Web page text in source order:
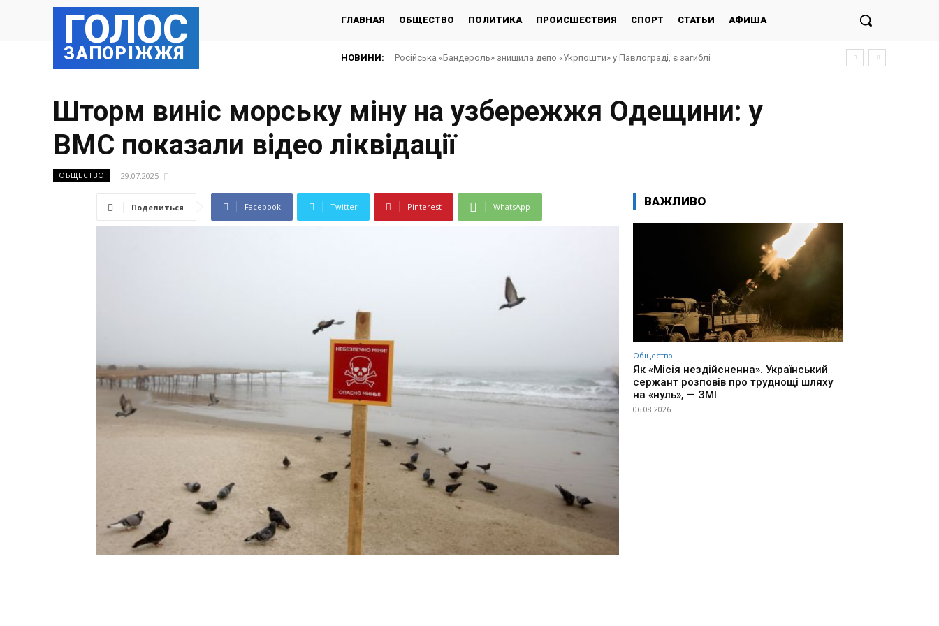
ГОЛОС
ЗАПОРІЖЖЯ
ГЛАВНАЯ ОБЩЕСТВО ПОЛИТИКА ПРОИСШЕСТВИЯ СПОРТ СТАТЬИ АФИША
НОВИНИ: Російська «Бандероль» знищила депо «Укрпошти» у Павлограді, є загиблі
Шторм виніс морську міну на узбережжя Одещини: у
ВМС показали відео ліквідації
ОБЩЕСТВО 29.07.2025
Поделиться Facebook Twitter Pinterest WhatsApp ВАЖЛИВО
Общество
Як «Місія нездійсненна». Український
сержант розповів про труднощі шляху
на «нуль», — ЗМІ
06.08.2026